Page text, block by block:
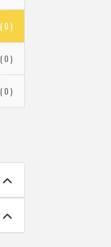
( 0 )
( 0 )
( 0 )